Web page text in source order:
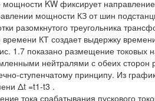
мощности KW фиксирует
мощности КЗ от шин
разомкнутого треугольника
времени КТ создает выдержку
1.7 показано размещение токовых
нейтралями с обеих сторон
ступенчатому принципу. Из
Δt =t1-t3 .
тока срабатывания пускового